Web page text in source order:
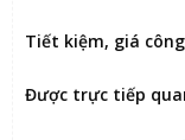
Tiết kiệm, giá
Được trực tiếp